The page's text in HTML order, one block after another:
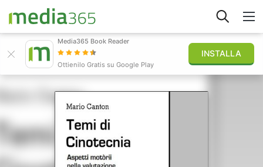
Accedi
Media365 Book Reader
Ottienilo Gratis su Google Play
INSTALLA